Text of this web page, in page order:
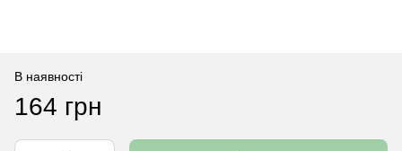
В наявності
164 грн